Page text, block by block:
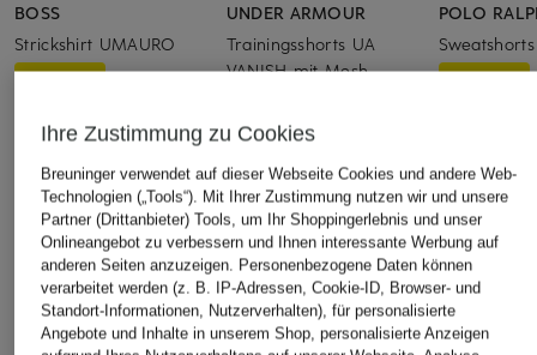
BOSS
Strickshirt UMAURO
103,99 €
UNDER ARMOUR
Trainingsshorts UA
VANISH mit Mesh
Bestpreis:34,99 €
POLO
Sweatshorts
104,99 €
ÄHNLICHE ARTIKEL ENTDECKEN
Ihre Zustimmung zu Cookies
Breuninger verwendet auf dieser Webseite Cookies und andere Web-
Technologien („Tools“). Mit Ihrer Zustimmung nutzen wir und unsere
Partner (Drittanbieter) Tools, um Ihr Shoppingerlebnis und unser
Onlineangebot zu verbessern und Ihnen interessante Werbung auf
anderen Seiten anzuzeigen. Personenbezogene Daten können
verarbeitet werden (z. B. IP-Adressen, Cookie-ID, Browser- und
Standort-Informationen, Nutzerverhalten), für personalisierte
Angebote und Inhalte in unserem Shop, personalisierte Anzeigen